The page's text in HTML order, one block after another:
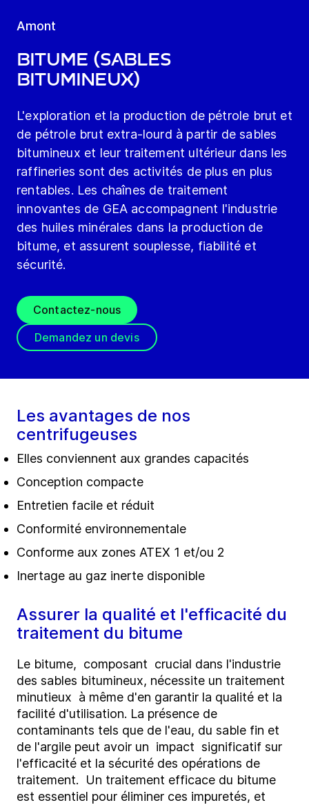
Amont
Bitume (sables
bitumineux)
L'exploration et la production de pétrole brut et
de pétrole brut extra-lourd à partir de sables
bitumineux et leur traitement ultérieur dans les
raffineries sont des activités de plus en plus
rentables. Les chaînes de traitement
innovantes de GEA accompagnent l'industrie
des huiles minérales dans la production de
bitume, et assurent souplesse, fiabilité et
sécurité.
Contactez-nous
Demandez un devis
Les avantages de nos
centrifugeuses
Elles conviennent aux grandes capacités
Conception compacte
Entretien facile et réduit
Conformité environnementale
Conforme aux zones ATEX 1 et/ou 2
Inertage au gaz inerte disponible
Assurer la qualité et l'efficacité du
traitement du bitume
Le bitume, composant crucial dans l'industrie
des sables bitumineux, nécessite un traitement
minutieux à même d'en garantir la qualité et la
facilité d'utilisation. La présence de
contaminants tels que de l'eau, du sable fin et
de l'argile peut avoir un impact significatif sur
l'efficacité et la sécurité des opérations de
traitement. Un traitement efficace du bitume
est essentiel pour éliminer ces impuretés, et